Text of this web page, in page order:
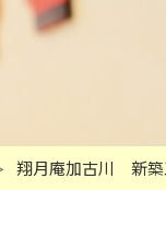
翔月庵加古川 新築工